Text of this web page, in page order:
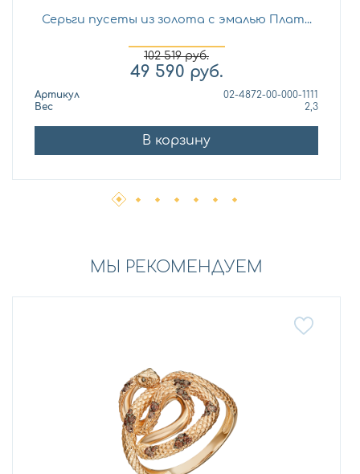
Серьги пусеты из золота с эмалью Плат...
102 519руб.
49 590 руб.
Артикул
02-4872-00-000-1111
Вес
2,3
В корзину
МЫ РЕКОМЕНДУЕМ